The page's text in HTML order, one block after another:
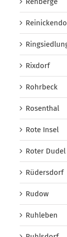
Rixdorf
Rohrbeck
Rosenthal
Rote Insel
Roter Dudel
Rüdersdorf
Rudow
Ruhleben